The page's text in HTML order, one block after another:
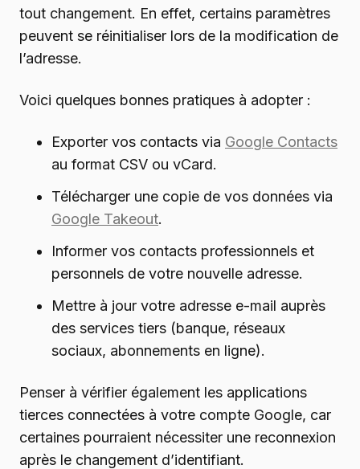
tout changement. En effet, certains paramètres
peuvent se réinitialiser lors de la modification de
l’adresse.
Voici quelques bonnes pratiques à adopter :
Exporter vos contacts via Google Contacts
au format CSV ou vCard.
Télécharger une copie de vos données via
Google Takeout.
Informer vos contacts professionnels et
personnels de votre nouvelle adresse.
Mettre à jour votre adresse e-mail auprès
des services tiers (banque, réseaux
sociaux, abonnements en ligne).
Penser à vérifier également les applications
tierces connectées à votre compte Google, car
certaines pourraient nécessiter une reconnexion
après le changement d’identifiant.